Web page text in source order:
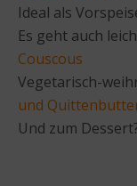
Ideal als
Es geht auch
Couscous
Vegetarisch-
und
Und zum